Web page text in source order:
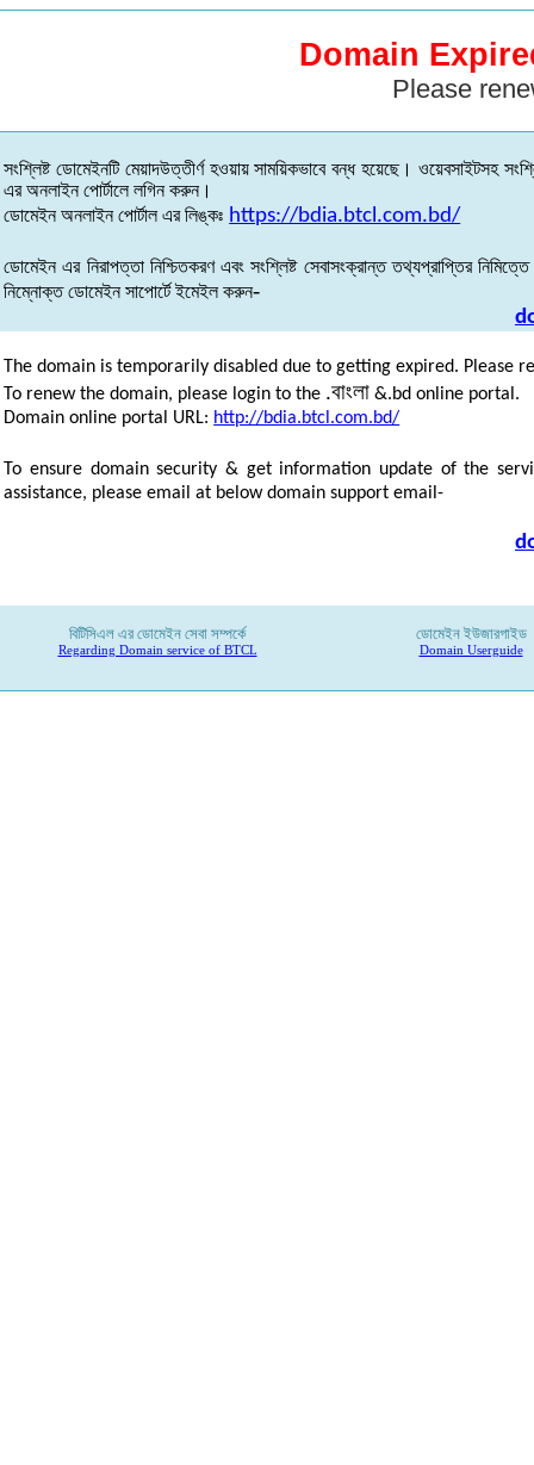
Domain
Please
সংশ্লিষ্ট ডোমেইনটি মেয়াদউত্তীর্ণ হওয়ায় সাময়িকভাবে বন্ধ হয়েছে। ওয়েবসাইটসহ
এর অনলাইন পোর্টালে লগিন করুন।
ডোমেইন অনলাইন পোর্টাল এর লিঙ্কঃ https://bdia.btcl.com.bd/
ডোমেইন এর নিরাপত্তা নিশ্চিতকরণ এবং সংশ্লিষ্ট সেবাসংক্রান্ত তথ্যপ্রাপ্তির নিমিত্তে
নিম্নোক্ত ডোমেইন সাপোর্টে ইমেইল করুন-
The domain is temporarily disabled due to getting expired. Please
To renew the domain, please login to the .বাংলা &.bd online portal.
Domain online portal URL: http://bdia.btcl.com.bd/
To ensure domain security & get information update of the
assistance, please email at below domain support email-
বিটিসিএল এর ডোমেইন সেবা সম্পর্কে
Regarding Domain service of BTCL
ডোমেইন ইউজারগাইড
Domain Userguide